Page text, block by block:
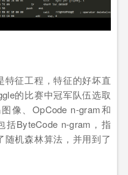
特征工程，特征的好坏直
的比赛中冠军队伍选取
像、OpCode n-gram和
括ByteCode n-gram，指
机森林算法，并用到了